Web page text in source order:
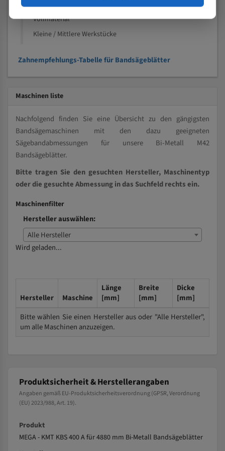
Kleine und mittlere Profile / Kleine Durchmesser
Vollmaterial
Kleine / Mittlere Werkstücke
Zahnempfehlungs-Tabelle für Bandsägeblätter
Maschinen liste
Nachfolgend finden Sie eine Übersicht zu den gängigsten
Bandsägemaschinen mit den dazu geeigneten
Sägebandabmessungen für unsere Bi-Metall M42
Bandsägeblätter.
Bitte tragen Sie den gesuchten Hersteller, Maschinentyp
oder die gesuchte Abmessung in das Suchfeld rechts ein.
Maschinenfilter
Hersteller auswählen:
Alle Hersteller
Wird geladen...
Hersteller Maschine
Länge
[mm]
Breite
[mm]
Dicke
[mm]
Bitte wählen Sie einen Hersteller aus oder "Alle Hersteller",
um alle Maschinen anzuzeigen.
Produktsicherheit & Herstellerangaben
Angaben gemäß EU-Produktsicherheitsverordnung (GPSR, Verordnung
(EU) 2023/988, Art. 19).
Produkt
MEGA - KMT KBS 400 A für 4880 mm Bi-Metall Bandsägeblätter